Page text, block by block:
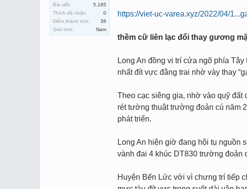
Bài viết:
5,185
Thích đã nhận:
0
Điểm thành tích:
36
Giới tính:
Nam
https://viet-uc-varea.xyz/2022/04/
thềm cữ liên lạc đổi thay gương
Long An đồng vị trí cửa ngõ phía
nhất đít vực đằng trai nhờ vày thay
Theo cạc siêng gia, nhờ vào quỹ đất
rét tường thuật trường đoản cú năm
phát triển.
Long An hiện giờ đang hội tụ nguồn
vành đai 4 khúc DT830 trường đoản
Huyện Bến Lức với vì chưng trí tiếp